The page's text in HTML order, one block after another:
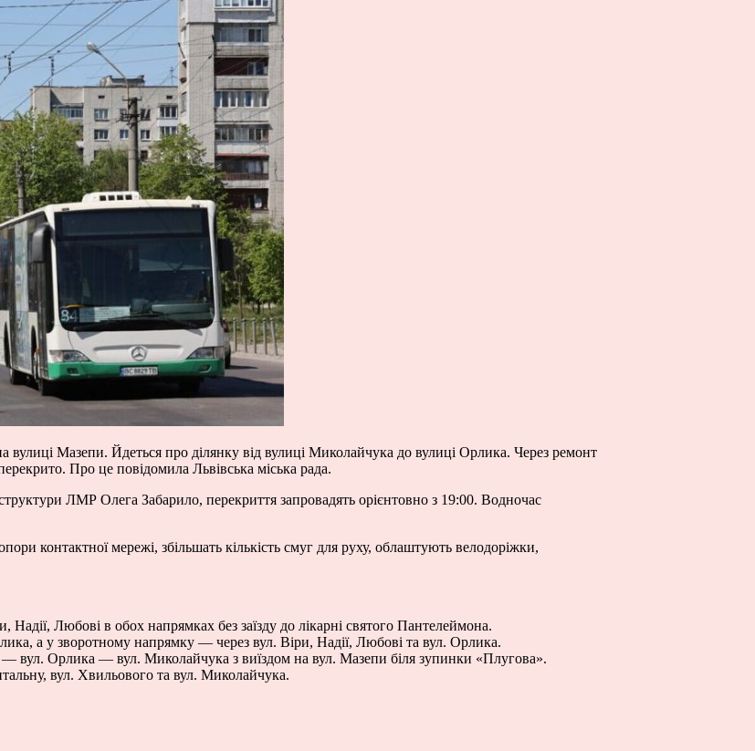
вулиці Мазепи. Йдеться про ділянку від вулиці Миколайчука до вулиці Орлика. Через ремонт
Про це повідомила Львівська міська рада.
ЛМР Олега Забарило, перекриття запровадять орієнтовно з 19:00. Водночас
контактної мережі, збільшать кількість смуг для руху, облаштують велодоріжки,
Любові в обох напрямках без заїзду до лікарні святого Пантелеймона.
а у зворотному напрямку — через вул. Віри, Надії, Любові та вул. Орлика.
Орлика — вул. Миколайчука з виїздом на вул. Мазепи біля зупинки «Плугова».
вул. Хвильового та вул. Миколайчука.